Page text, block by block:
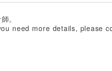
。
need more details, please